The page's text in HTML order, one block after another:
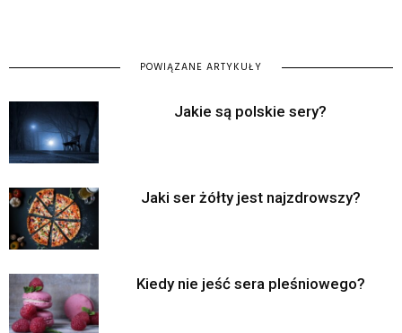
POWIĄZANE ARTYKUŁY
Jakie są polskie sery?
Jaki ser żółty jest najzdrowszy?
Kiedy nie jeść sera pleśniowego?